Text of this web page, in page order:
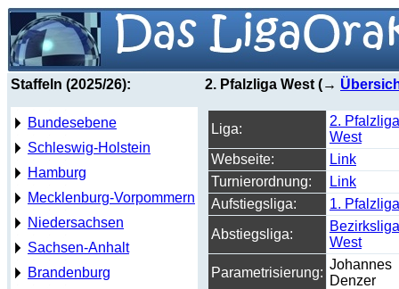
Staffeln (2025/26):
Bundesebene
Schleswig-Holstein
Hamburg
Mecklenburg-Vorpommern
Niedersachsen
Sachsen-Anhalt
Brandenburg
2. Pfalzliga West (→
Liga:
2. Pfalzliga
West
Webseite:
Link
Turnierordnung:
Link
Aufstiegsliga:
1. Pfalzliga
Abstiegsliga:
Bezirksliga
West
Parametrisierung:
Johannes
Denzer